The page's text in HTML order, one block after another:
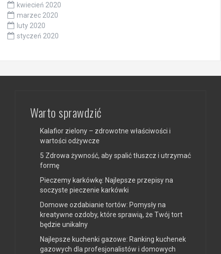
kwiecień 2020
marzec 2020
luty 2020
styczeń 2020
Warto sprawdzić
Kalafior zielony – zdrowotne właściwości i
wartości odżywcze
5 Zdrowa żywność, aby spalić tłuszcz i utrzymać
formę
Pieczemy karkówkę: Najlepsze przepisy na
soczyste pieczenie karkówki
Domowe ozdabianie tortów: Pomysły na
kreatywne ozdoby, które sprawią, że Twój tort
będzie unikalny
Najlepsze kuchenki gazowe: Ranking kuchenek
gazowych dla profesjonalistów i domowych